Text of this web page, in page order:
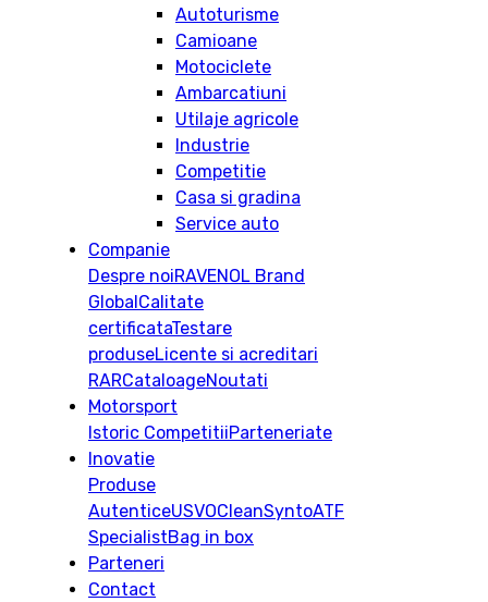
Autoturisme
Camioane
Motociclete
Ambarcatiuni
Utilaje agricole
Industrie
Competitie
Casa si gradina
Service auto
Companie
Despre noiRAVENOL Brand
GlobalCalitate
certificataTestare
produseLicente si acreditari
RARCataloageNoutati
Motorsport
Istoric CompetitiiParteneriate
Inovatie
Produse
AutenticeUSVOCleanSyntoATF
SpecialistBag in box
Parteneri
Contact